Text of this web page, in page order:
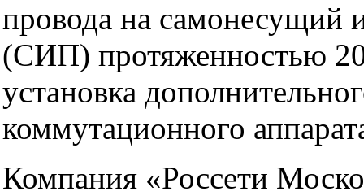
провода на самонесущий
(СИП) протяженностью
установка
коммутационного
Компания «Россети